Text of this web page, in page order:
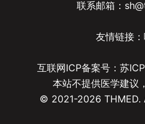
联系邮箱：
友情链接：
互联网ICP备案号： 苏
本站不提供医学建议
© 2021-2026 THMED.